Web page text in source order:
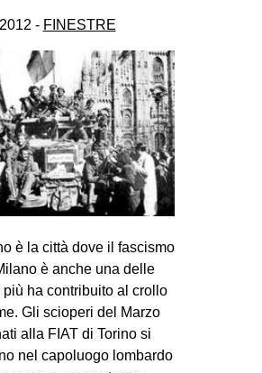
MUSICA
RECENSIONI
AFRICA
AMERICHE
ESTREMO ORIENTE
EUROPA
MEDIO ORIENTE
MONDO
EVENTI
in
- FINESTRE
è la città dove il fascismo
è anche una delle
più ha contribuito al crollo
Gli scioperi del Marzo
alla FIAT di Torino si
nel capoluogo lombardo